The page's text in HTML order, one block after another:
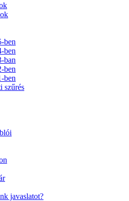
ben
ben
ban
ben
ben
szűrés
javaslatot?